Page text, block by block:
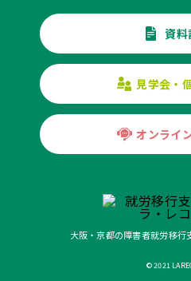
資料
見学会・
オンライ
大阪・京都の障害者就労移行
© 2021